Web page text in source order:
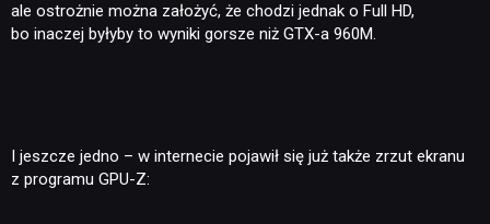
ale ostrożnie można założyć, że chodzi jednak o Full HD,
bo inaczej byłyby to wyniki gorsze niż GTX-a 960M.
I jeszcze jedno – w internecie pojawił się już także zrzut ekranu
z programu GPU-Z: